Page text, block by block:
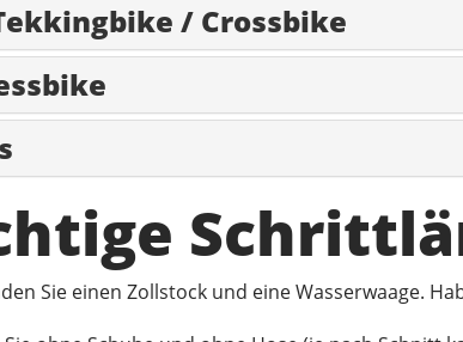
/ Crossbike
Sie einen Zollstock und eine Wasserwaage.